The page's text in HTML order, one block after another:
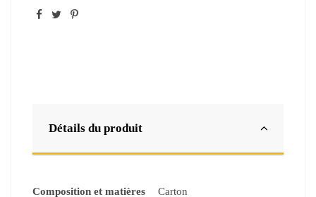
Détails du produit
Composition et matières Carton